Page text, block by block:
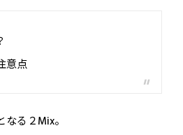
意点
る２Mix。